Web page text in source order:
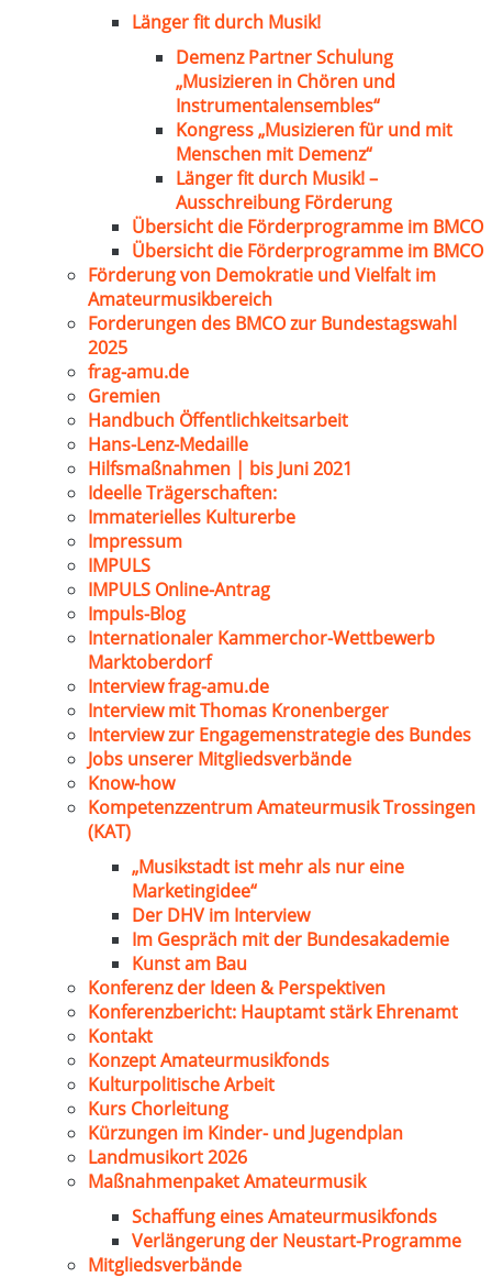
Länger fit durch Musik!
Demenz Partner Schulung
„Musizieren in Chören und
Instrumentalensembles“
Kongress „Musizieren für und mit
Menschen mit Demenz“
Länger fit durch Musik! –
Ausschreibung Förderung
Übersicht die Förderprogramme im BMCO
Übersicht die Förderprogramme im BMCO
Förderung von Demokratie und Vielfalt im
Amateurmusikbereich
Forderungen des BMCO zur Bundestagswahl
2025
frag-amu.de
Gremien
Handbuch Öffentlichkeitsarbeit
Hans-Lenz-Medaille
Hilfsmaßnahmen | bis Juni 2021
Ideelle Trägerschaften:
Immaterielles Kulturerbe
Impressum
IMPULS
IMPULS Online-Antrag
Impuls-Blog
Internationaler Kammerchor-Wettbewerb
Marktoberdorf
Interview frag-amu.de
Interview mit Thomas Kronenberger
Interview zur Engagemenstrategie des Bundes
Jobs unserer Mitgliedsverbände
Know-how
Kompetenzzentrum Amateurmusik Trossingen
(KAT)
„Musikstadt ist mehr als nur eine
Marketingidee“
Der DHV im Interview
Im Gespräch mit der Bundesakademie
Kunst am Bau
Konferenz der Ideen & Perspektiven
Konferenzbericht: Hauptamt stärk Ehrenamt
Kontakt
Konzept Amateurmusikfonds
Kulturpolitische Arbeit
Kurs Chorleitung
Kürzungen im Kinder- und Jugendplan
Landmusikort 2026
Maßnahmenpaket Amateurmusik
Schaffung eines Amateurmusikfonds
Verlängerung der Neustart-Programme
Mitgliedsverbände